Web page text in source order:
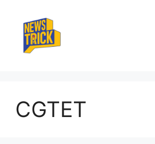
content
CGTET